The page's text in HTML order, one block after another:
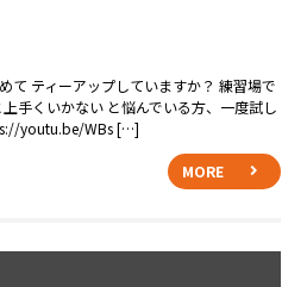
て ティーアップしていますか？ 練習場で
手くいかない と悩んでいる方、一度試し
youtu.be/WBs […]
MORE